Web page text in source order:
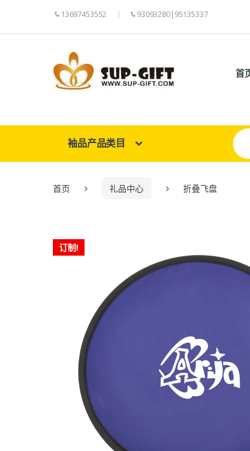
13697453552 93093280|95135337
首
袖品产品类目
for:
首页 礼品中心 折叠飞盘
订制!